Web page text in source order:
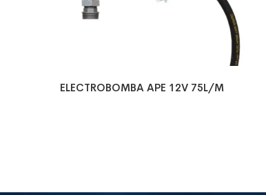
ELECTROBOMBA APE 12V 75L/M